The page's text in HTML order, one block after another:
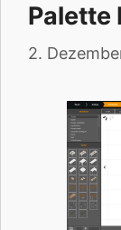
Palette
2.